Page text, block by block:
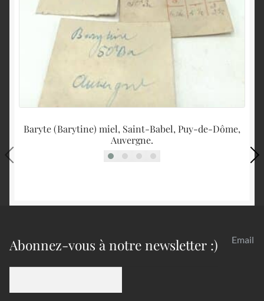
Baryte (Barytine) miel, Saint-Babel, Puy-de-Dôme,
Auvergne.
Abonnez-vous à notre newsletter :) Email